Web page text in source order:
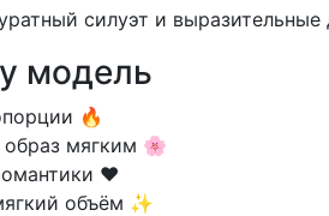
силуэт и выразительные
модель
🔥
образ мягким 🌸
❤️
объём ✨